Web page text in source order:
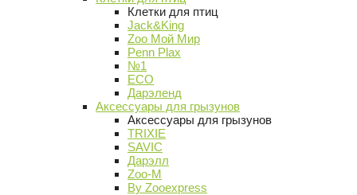
Клетки для птиц
Jack&King
Zoo Мой Мир
Penn Plax
№1
ECO
Дарэленд
Аксессуары для грызунов
Аксессуары для грызунов
TRIXIE
SAVIC
Дарэлл
Zoo-M
By Zooexpress